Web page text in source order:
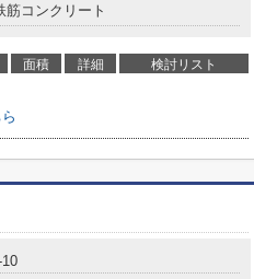
筋コンクリート
面積 詳細 検討リスト
10